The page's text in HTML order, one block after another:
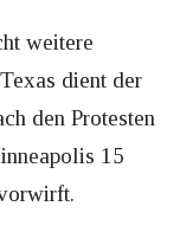
weitere
dient der
den Protesten
15